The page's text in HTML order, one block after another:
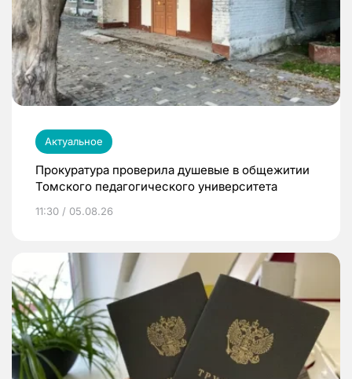
Актуальное
Прокуратура проверила душевые в общежитии
Томского педагогического университета
11:30 / 05.08.26